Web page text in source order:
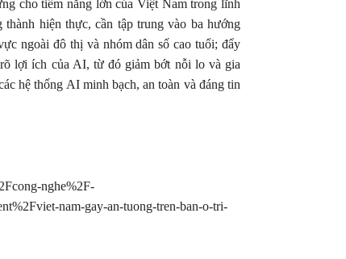
cho tiềm năng lớn của Việt Nam trong lĩnh
thành hiện thực, cần tập trung vào ba hướng
ngoài đô thị và nhóm dân số cao tuổi; đẩy
lợi ích của AI, từ đó giảm bớt nỗi lo và gia
hệ thống AI minh bạch, an toàn và đáng tin
nghe%2F-
nam-gay-an-tuong-tren-ban-o-tri-